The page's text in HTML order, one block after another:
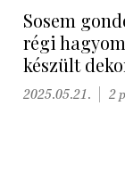
Sosem
régi
készült
2025.05.21. 2